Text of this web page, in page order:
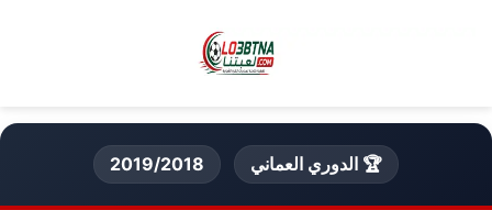
🏆 الدوري العماني 2019/2018